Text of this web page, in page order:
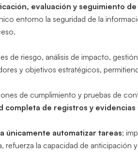
evaluación y seguimiento
entorno la seguridad de la
de riesgo, análisis de impacto,
y objetivos estratégicos,
de cumplimiento y pruebas de
completa de registros y evidencias
únicamente automatizar tareas;
la capacidad de